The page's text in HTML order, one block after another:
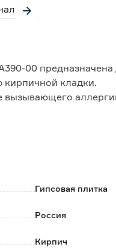
00
кирпичной кладки.
вызывающего
Гипсовая плитка
Россия
Кирпич